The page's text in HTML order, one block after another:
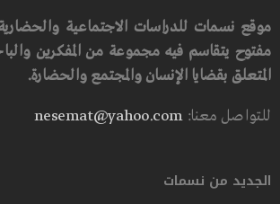
موقع نسمات للدراسات الاجتماعية
مفتوح يتقاسم فيه مجموعة من المفكرين
المتعلق بقضايا الإنسان والمجتمع والحضارة.
للتواصل معنا:nesemat@yahoo.com
الجديد من نسمات